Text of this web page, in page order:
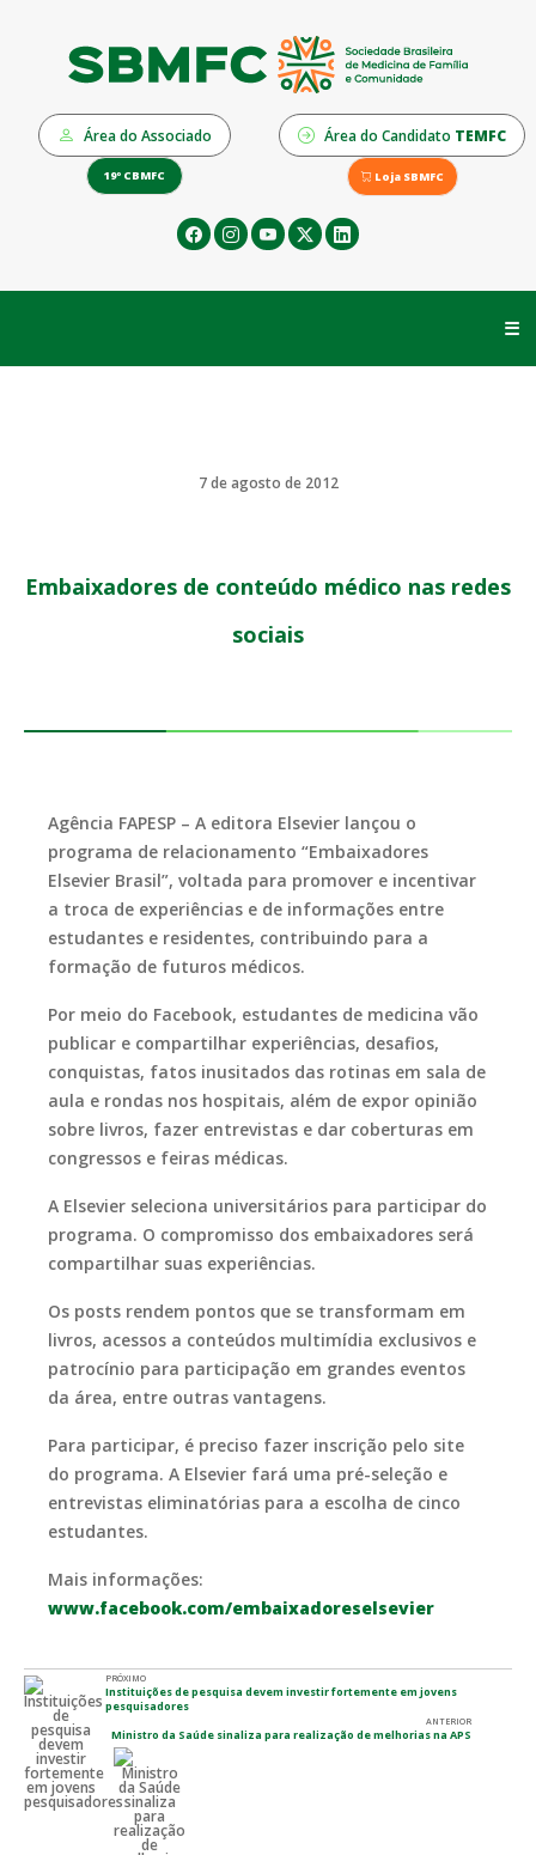
Área do Associado Área do Candidato TEMFC
19º CBMFC Loja SBMFC
☰
7 de agosto de 2012
Embaixadores de conteúdo médico nas redes
sociais
Agência FAPESP – A editora Elsevier lançou o
programa de relacionamento “Embaixadores
Elsevier Brasil”, voltada para promover e incentivar
a troca de experiências e de informações entre
estudantes e residentes, contribuindo para a
formação de futuros médicos.
Por meio do Facebook, estudantes de medicina vão
publicar e compartilhar experiências, desafios,
conquistas, fatos inusitados das rotinas em sala de
aula e rondas nos hospitais, além de expor opinião
sobre livros, fazer entrevistas e dar coberturas em
congressos e feiras médicas.
A Elsevier seleciona universitários para participar do
programa. O compromisso dos embaixadores será
compartilhar suas experiências.
Os posts rendem pontos que se transformam em
livros, acessos a conteúdos multimídia exclusivos e
patrocínio para participação em grandes eventos
da área, entre outras vantagens.
Para participar, é preciso fazer inscrição pelo site
do programa. A Elsevier fará uma pré-seleção e
entrevistas eliminatórias para a escolha de cinco
estudantes.
Mais informações:
www.facebook.com/embaixadoreselsevier
PRÓXIMO
Instituições de pesquisa devem investir fortemente em jovens
pesquisadores
ANTERIOR
Ministro da Saúde sinaliza para realização de melhorias na APS